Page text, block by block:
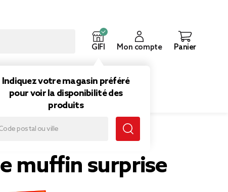
GIFI
Indiquez votre magasin préféré
pour voir la disponibilité des
produits
Mon compte Panier
muffin surprise